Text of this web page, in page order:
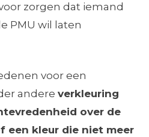
zorgen dat iemand
PMU wil laten
voor een
andereverkleuring
over de
een kleur die niet meer